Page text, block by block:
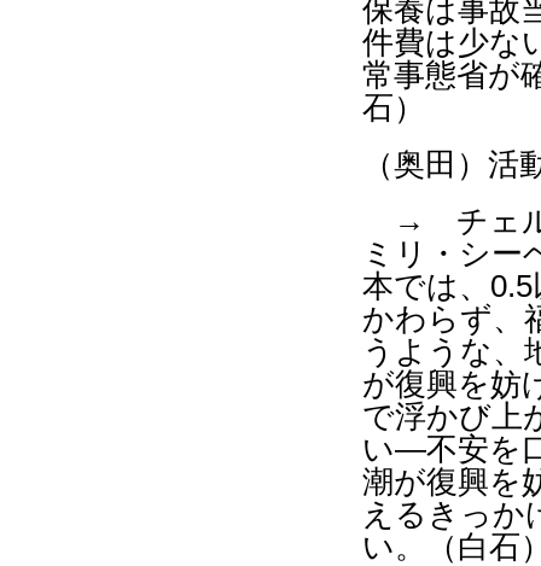
保養は事故
件費は少な
常事態省が
石）
（奥田）
→ チェル
ミリ・シー
本では、 0.5
かわらず、
うような、
が復興を妨
で浮かび上
い―不安を
潮が復興を
えるきっか
い。（白石